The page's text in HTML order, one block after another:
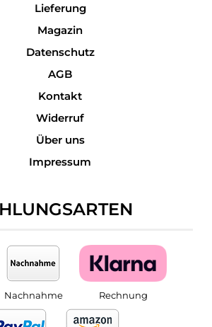
Lieferung
Magazin
Datenschutz
AGB
Kontakt
Widerruf
Über uns
Impressum
Nachnahme Rechnung